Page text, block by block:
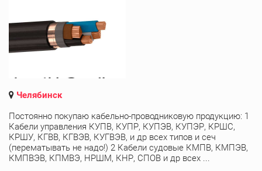
Челябинск
Постоянно покупаю кабельно-проводниковую продукцию: 1
Кабели управления КУПВ, КУПР, КУПЭВ, КУПЭР, КРШС,
КРШУ, КГВВ, КГВЭВ, КУГВЭВ, и др всех типов и сеч
(перематывать не надо!) 2 Кабели судовые КМПВ, КМПЭВ,
КМПВЭВ, КПМВЭ, НРШМ, КНР, СПОВ и др всех ...